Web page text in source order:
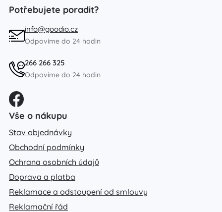
Potřebujete poradit?
info@goodio.cz
Odpovíme do 24 hodin
266 266 325
Odpovíme do 24 hodin
Vše o nákupu
Stav objednávky
Obchodní podmínky
Ochrana osobních údajů
Doprava a platba
Reklamace a odstoupení od smlouvy
Reklamační řád